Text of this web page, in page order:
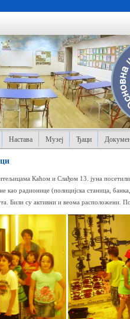
Настава Музеј Ђаци
Каћом и Слађом 13. јуна
као радионице (полицијска станица,
Били су активни и веома расположени.